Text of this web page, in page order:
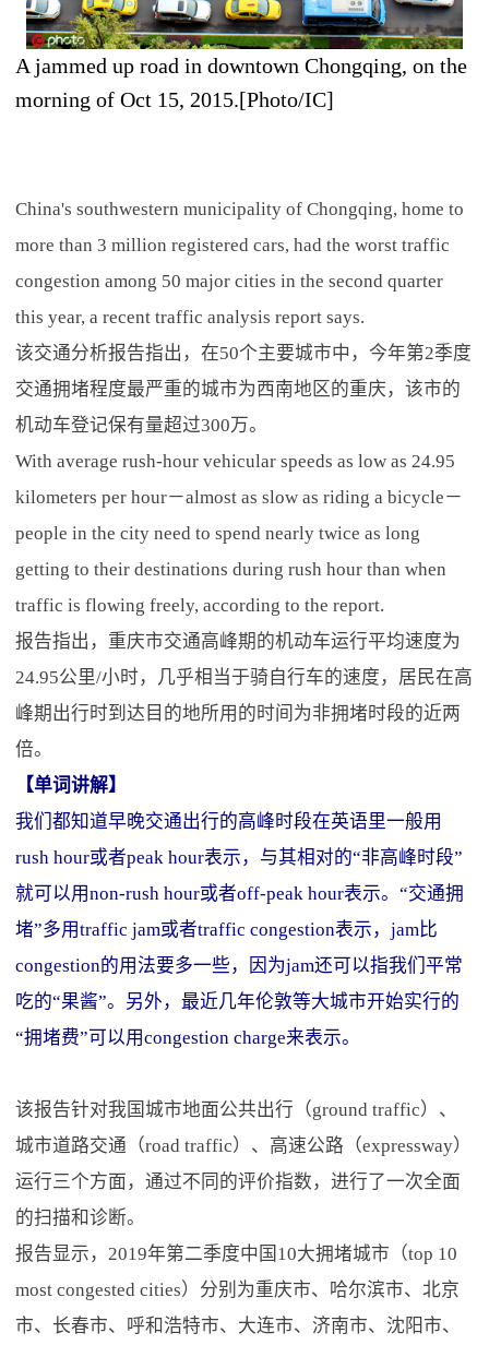
A jammed up road in downtown Chongqing, on the
morning of Oct 15, 2015.[Photo/IC]
China's southwestern municipality of Chongqing, home to
more than 3 million registered cars, had the worst traffic
congestion among 50 major cities in the second quarter
this year, a recent traffic analysis report says.
该交通分析报告指出，在50个主要城市中，今年第2季度
交通拥堵程度最严重的城市为西南地区的重庆，该市的
机动车登记保有量超过300万。
With average rush-hour vehicular speeds as low as 24.95
kilometers per hour－almost as slow as riding a bicycle－
people in the city need to spend nearly twice as long
getting to their destinations during rush hour than when
traffic is flowing freely, according to the report.
报告指出，重庆市交通高峰期的机动车运行平均速度为
24.95公里/小时，几乎相当于骑自行车的速度，居民在高
峰期出行时到达目的地所用的时间为非拥堵时段的近两
倍。
【单词讲解】
我们都知道早晚交通出行的高峰时段在英语里一般用
rush hour或者peak hour表示，与其相对的“非高峰时段”
就可以用non-rush hour或者off-peak hour表示。“交通拥
堵”多用traffic jam或者traffic congestion表示，jam比
congestion的用法要多一些，因为jam还可以指我们平常
吃的“果酱”。另外，最近几年伦敦等大城市开始实行的
“拥堵费”可以用congestion charge来表示。
该报告针对我国城市地面公共出行（ground traffic）、
城市道路交通（road traffic）、高速公路（expressway）
运行三个方面，通过不同的评价指数，进行了一次全面
的扫描和诊断。
报告显示，2019年第二季度中国10大拥堵城市（top 10
most congested cities）分别为重庆市、哈尔滨市、北京
市、长春市、呼和浩特市、大连市、济南市、沈阳市、